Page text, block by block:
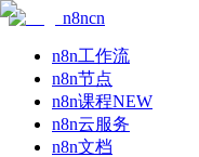
n8ncn
n8n工作流
n8n节点
n8n课程NEW
n8n云服务
n8n文档